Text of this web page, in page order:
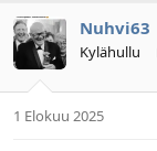
Nuhvi63
Kylähullu
1 Elokuu 2025